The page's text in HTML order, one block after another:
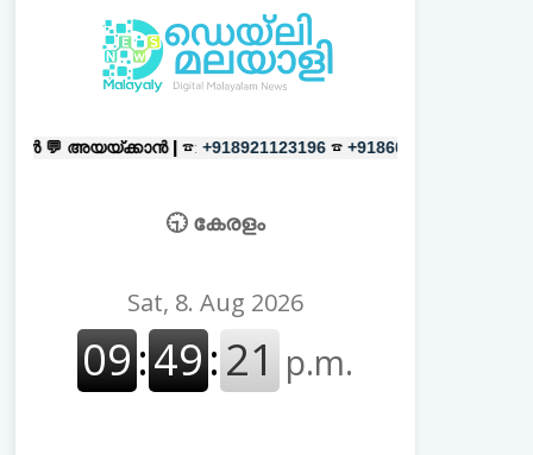
| ☎: +918921123196 ☎ +918606657037 പരസ്യങ്ങൾക്ക്
🕤 കേരളം